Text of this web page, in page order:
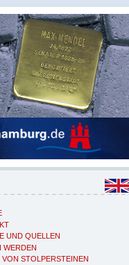
UND QUELLEN
WERDEN
STOLPERSTEINEN